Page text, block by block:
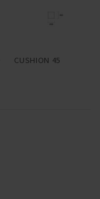
CUSHION 45